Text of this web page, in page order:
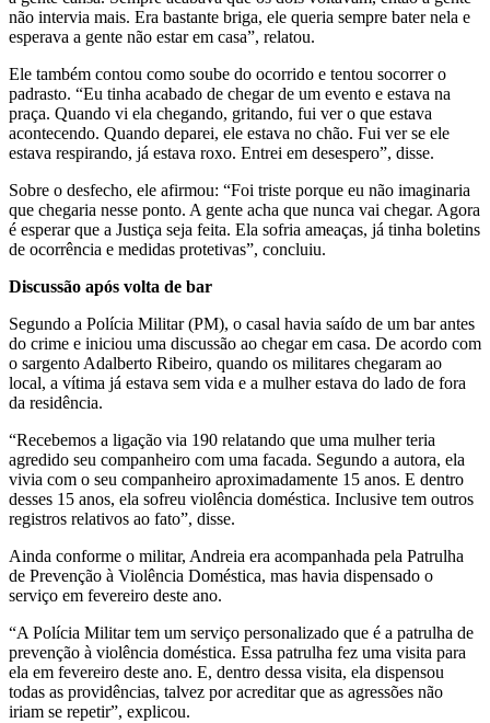
não intervia mais. Era bastante briga, ele queria sempre bater nela e
esperava a gente não estar em casa”, relatou.
Ele também contou como soube do ocorrido e tentou socorrer o
padrasto. “Eu tinha acabado de chegar de um evento e estava na
praça. Quando vi ela chegando, gritando, fui ver o que estava
acontecendo. Quando deparei, ele estava no chão. Fui ver se ele
estava respirando, já estava roxo. Entrei em desespero”, disse.
Sobre o desfecho, ele afirmou: “Foi triste porque eu não imaginaria
que chegaria nesse ponto. A gente acha que nunca vai chegar. Agora
é esperar que a Justiça seja feita. Ela sofria ameaças, já tinha boletins
de ocorrência e medidas protetivas”, concluiu.
Discussão após volta de bar
Segundo a Polícia Militar (PM), o casal havia saído de um bar antes
do crime e iniciou uma discussão ao chegar em casa. De acordo com
o sargento Adalberto Ribeiro, quando os militares chegaram ao
local, a vítima já estava sem vida e a mulher estava do lado de fora
da residência.
“Recebemos a ligação via 190 relatando que uma mulher teria
agredido seu companheiro com uma facada. Segundo a autora, ela
vivia com o seu companheiro aproximadamente 15 anos. E dentro
desses 15 anos, ela sofreu violência doméstica. Inclusive tem outros
registros relativos ao fato”, disse.
Ainda conforme o militar, Andreia era acompanhada pela Patrulha
de Prevenção à Violência Doméstica, mas havia dispensado o
serviço em fevereiro deste ano.
“A Polícia Militar tem um serviço personalizado que é a patrulha de
prevenção à violência doméstica. Essa patrulha fez uma visita para
ela em fevereiro deste ano. E, dentro dessa visita, ela dispensou
todas as providências, talvez por acreditar que as agressões não
iriam se repetir”, explicou.